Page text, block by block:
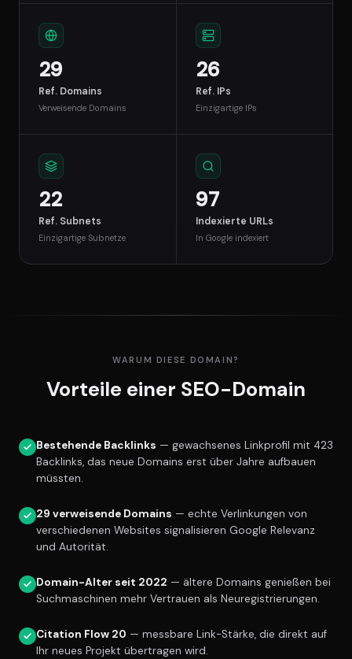
29
Ref. Domains
Verweisende Domains
26
Ref. IPs
Einzigartige IPs
22
Ref. Subnets
Einzigartige Subnetze
97
Indexierte URLs
In Google indexiert
WARUM DIESE DOMAIN?
Vorteile einer SEO-Domain
Bestehende Backlinks — gewachsenes Linkprofil mit 423
Backlinks, das neue Domains erst über Jahre aufbauen
müssten.
29 verweisende Domains — echte Verlinkungen von
verschiedenen Websites signalisieren Google Relevanz
und Autorität.
Domain-Alter seit 2022 — ältere Domains genießen bei
Suchmaschinen mehr Vertrauen als Neuregistrierungen.
Citation Flow 20 — messbare Link-Stärke, die direkt auf
Ihr neues Projekt übertragen wird.